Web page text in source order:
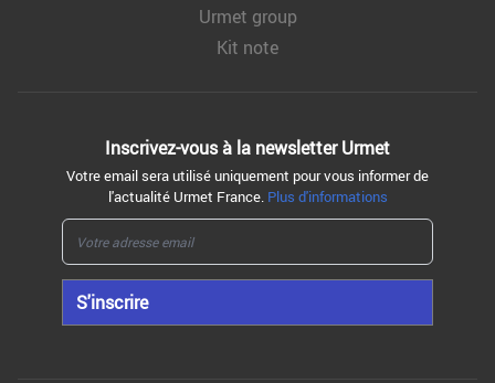
Urmet group
Kit note
Inscrivez-vous à la newsletter Urmet
Votre email sera utilisé uniquement pour vous informer de
l'actualité Urmet France. Plus d'informations
S'inscrire